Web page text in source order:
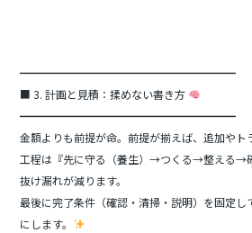
━━━━━━━━━━━━━━━━━━━━
■ 3. 計画と見積：揉めない書き方
━━━━━━━━━━━━━━━━━━━━
金額よりも前提が命。前提が揃えば、追加やト
工程は『先に守る（養生）→つくる→整える→
抜け漏れが減ります。
最後に完了条件（確認・清掃・説明）を固定し
にします。